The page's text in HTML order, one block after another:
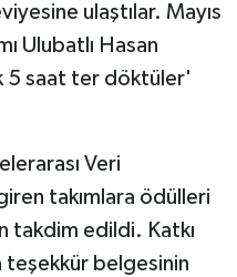
ulaştılar. Mayıs
Ulubatlı Hasan
5 saat ter döktüler'
Veri
takımlara ödülleri
takdim edildi. Katkı
teşekkür belgesinin